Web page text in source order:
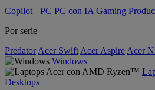
Copilot+ PC PC con IA Gaming
Por serie
Predator Acer Swift Acer Aspire Acer
Windows
Desktops